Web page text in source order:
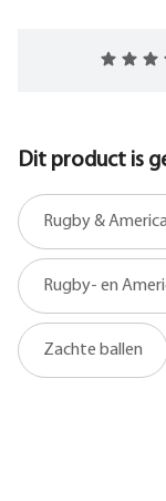
Dit product is
Rugby &
Rugby- en
Zachte ballen